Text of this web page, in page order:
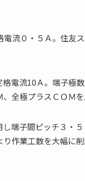
流０・５Ａ。住友
電流10Ａ。端子極
全極プラスＣＯＭを
端子間ピッチ３・
作業工数を大幅に